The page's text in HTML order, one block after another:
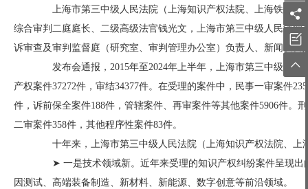
上海市第三中级人民法院（上海知识产权法院、上海铁路运
综合审判二庭庭长、二级高级法官钱光文，上海市第三中级人民法
诉审查及审判监督庭（研究室、审判管理办公室）负责人、新闻发言
发布会通报，2015年至2024年上半年，上海市第三中级人民
产权案件37272件，审结34377件。在受理的案件中，民事一审案件
件，诉前保全案件188件，管辖案件、再审案件等其他案件5906件。
二审案件358件，其他程序性案件83件。
十年来，上海市第三中级人民法院（上海知识产权法院、上
➤ 一是技术领域新。近年来受理的知识产权纠纷案件呈现出
因测试、高端装备制造、新材料、新能源、数字创意等前沿领域。


